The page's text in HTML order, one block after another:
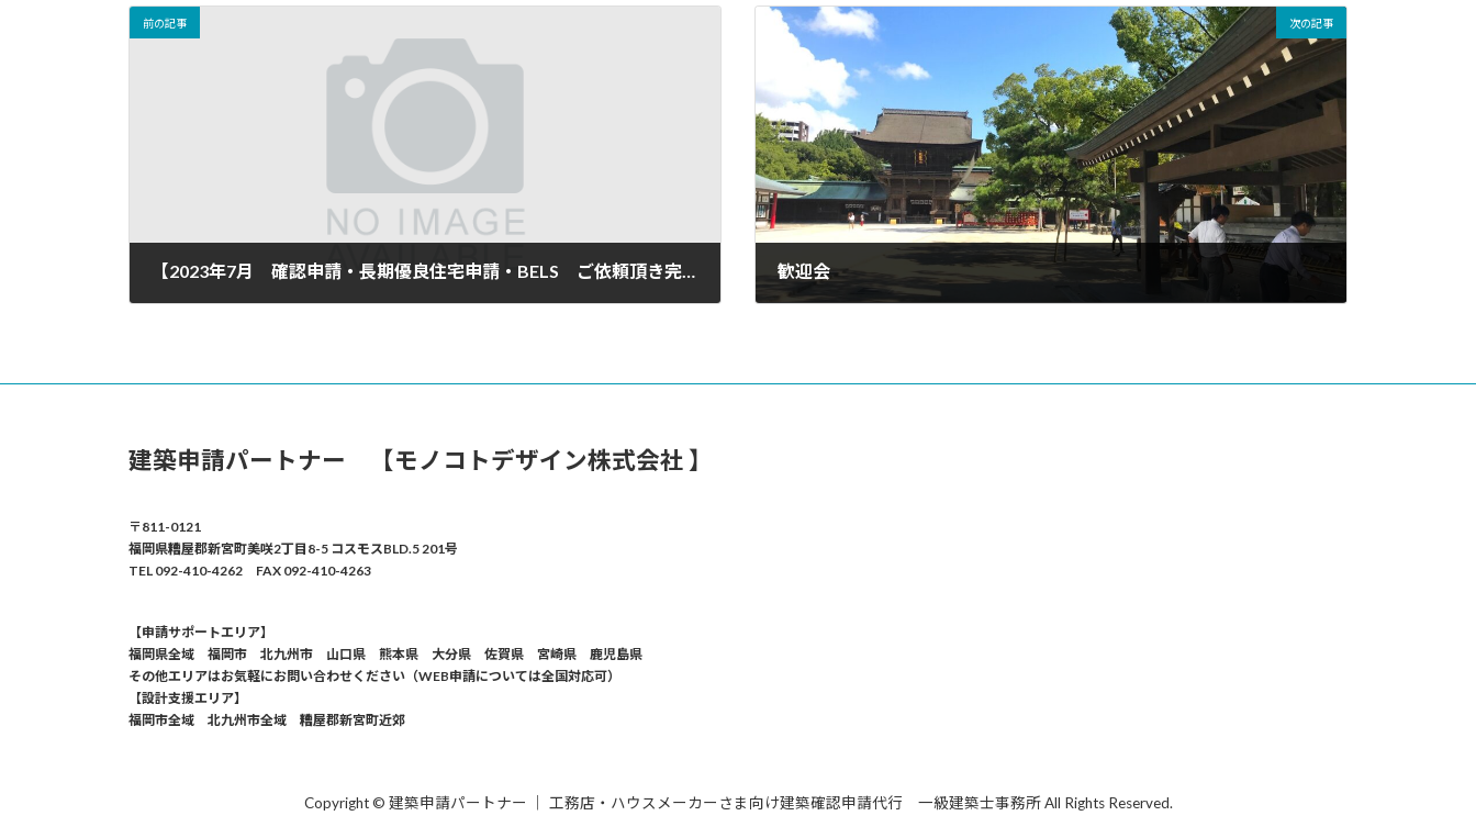
前の記事
【2023年7月 確認申請・長期優良住宅申請・BELS ご依頼頂き完了致しました】
2023年7月31日
次の記事
歓迎会
2023年9月29日
建築申請パートナー 【モノコトデザイン株式会社 】
〒811-0121
福岡県糟屋郡新宮町美咲2丁目8-5 コスモスBLD.5 201号
TEL 092-410-4262 FAX 092-410-4263
【申請サポートエリア】
福岡県全域 福岡市 北九州市 山口県 熊本県 大分県 佐賀県 宮崎県 鹿児島県
その他エリアはお気軽にお問い合わせください（WEB申請については全国対応可）
【設計支援エリア】
福岡市全域 北九州市全域 糟屋郡新宮町近郊
Copyright © 建築申請パートナー ｜ 工務店・ハウスメーカーさま向け建築確認申請代行 一級建築士事務所 All Rights Reserved.